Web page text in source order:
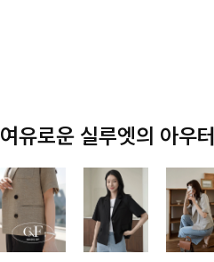
여유로운 실루엣의 아우터